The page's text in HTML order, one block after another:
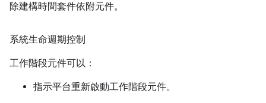
除建構時間套件依附元件。
系統生命週期控制
工作階段元件可以：
指示平台重新啟動工作階段元件。